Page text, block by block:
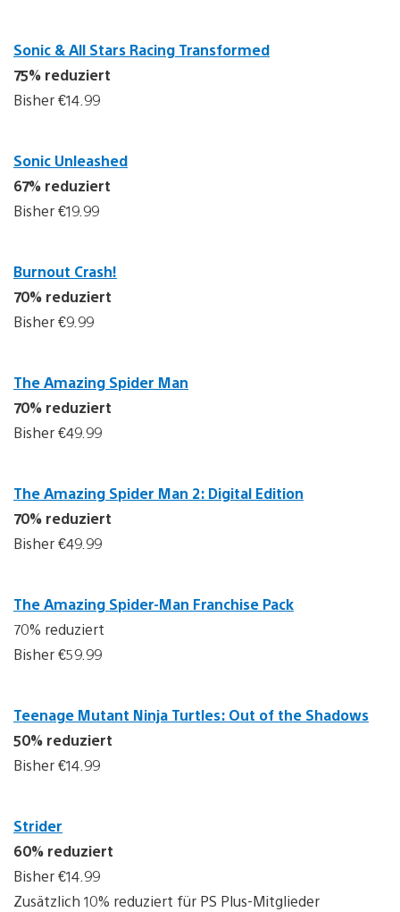
Sonic & All Stars Racing Transformed
75% reduziert
Bisher €14.99
Sonic Unleashed
67% reduziert
Bisher €19.99
Burnout Crash!
70% reduziert
Bisher €9.99
The Amazing Spider Man
70% reduziert
Bisher €49.99
The Amazing Spider Man 2: Digital Edition
70% reduziert
Bisher €49.99
The Amazing Spider-Man Franchise Pack
70% reduziert
Bisher €59.99
Teenage Mutant Ninja Turtles: Out of the Shadows
50% reduziert
Bisher €14.99
Strider
60% reduziert
Bisher €14.99
Zusätzlich 10% reduziert für PS Plus-Mitglieder